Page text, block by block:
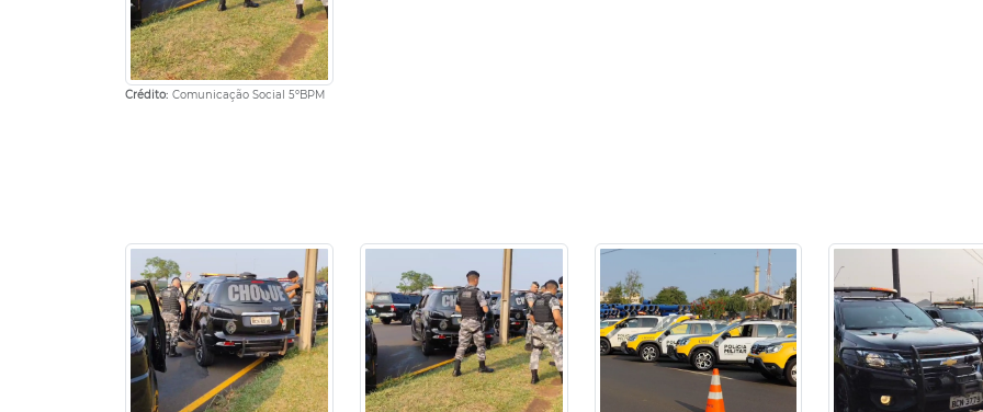
Crédito: Comunicação Social 5ºBPM